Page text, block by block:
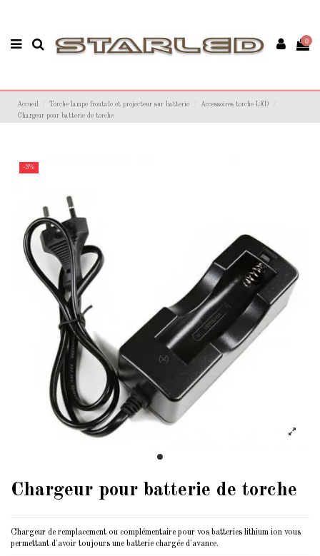
0
Accueil Torche lampe frontale et projecteur sur batterie
Accessoires torche LED
Chargeur pour batterie de torche
-3%
Chargeur pour batterie de torche
Chargeur de remplacement ou complémentaire pour vos batteries lithium ion vous
permettant d'avoir toujours une batterie chargée d'avance.